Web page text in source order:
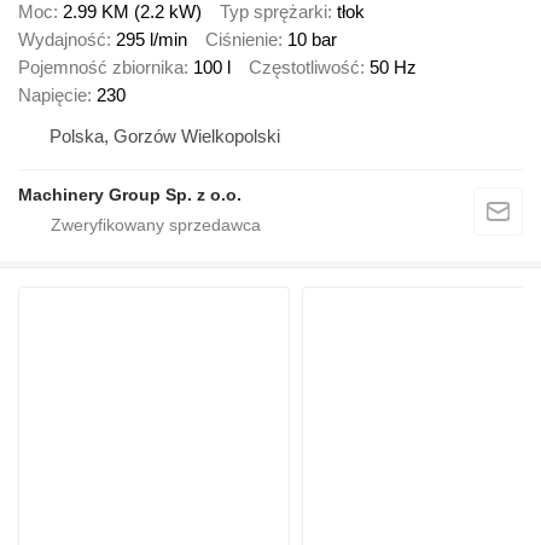
Moc 2.99 KM (2.2 kW) Typ sprężarki tłok
Wydajność 295 l/min Ciśnienie 10 bar
Pojemność zbiornika 100 l Częstotliwość 50 Hz
Napięcie 230
Polska, Gorzów Wielkopolski
Machinery Group Sp. z o.o.